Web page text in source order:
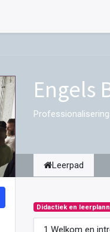
Engels
Leerpad
Didactiek en
1 Welkom en